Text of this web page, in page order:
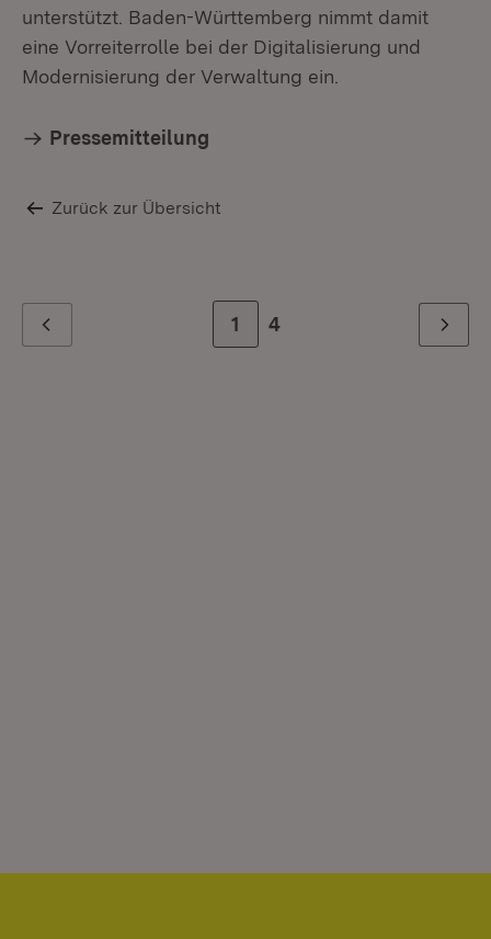
unterstützt. Baden-Württemberg nimmt damit
eine Vorreiterrolle bei der Digitalisierung und
Modernisierung der Verwaltung ein.
Pressemitteilung
Zurück zur Übersicht
Zur Seite
1 Zur letzten Seite
4 Weiter